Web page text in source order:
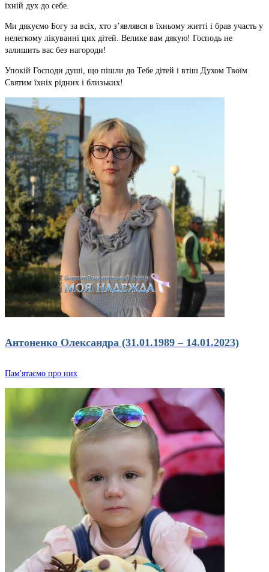
їхній дух до себе.
Ми дякуємо Богу за всіх, хто з’являвся в їхньому житті і брав участь у
нелегкому лікуванні цих дітей. Велике вам дякую! Господь не
залишить вас без нагороди!
Упокій Господи душі, що пішли до Тебе дітей і втіш Духом Твоїм
Святим їхніх рідних і близьких!
Антоненко Олександра (31.01.1989 – 14.01.2023)
Пам'ятаємо про них